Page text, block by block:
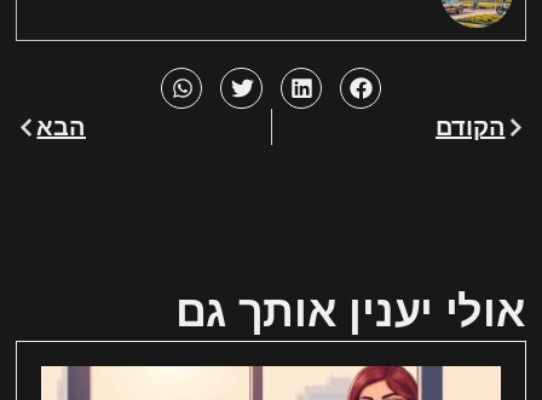
הקודם הבא
אולי יענין אותך גם